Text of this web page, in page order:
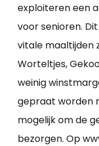
exploiteren een
voor senioren.
vitale maaltijden
Worteltjes,
weinig
gepraat worden
mogelijk om de
bezorgen. Op